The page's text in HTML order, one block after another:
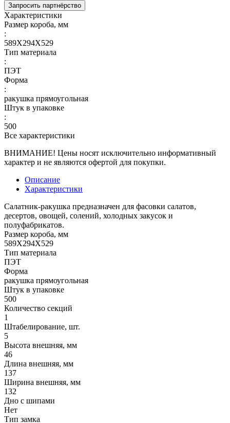
Запросить партнёрство
Характеристики
Размер короба, мм
:
589Х294Х529
Тип материала
:
ПЭТ
Форма
:
ракушка прямоугольная
Штук в упаковке
:
500
Все характеристики
ВНИМАНИЕ! Цены носят исключительно информативный
характер и не являются офертой для покупки.
Описание
Характеристики
Салатник-ракушка предназначен для фасовки салатов,
десертов, овощей, солений, холодных закусок и
полуфабрикатов.
Размер короба, мм
589Х294Х529
Тип материала
ПЭТ
Форма
ракушка прямоугольная
Штук в упаковке
500
Количество секций
1
Штабелирование, шт.
5
Высота внешняя, мм
46
Длина внешняя, мм
137
Ширина внешняя, мм
132
Дно с шипами
Нет
Тип замка